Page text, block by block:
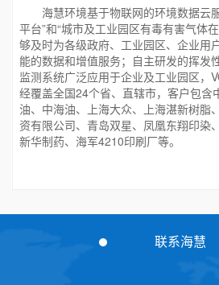
海慧环境基于物联网的环境数据云
平台”和“城市及工业园区有毒有害气体
够及时为各级政府、工业园区、企业用
能的数据和增值服务；自主研发的挥发
监测系统广泛应用于企业及工业园区，
经覆盖全国24个省、直辖市，客户包含
油、中海油、上海大众、上海湛新树脂
资有限公司、青岛双星、凤凰东翔印染
新华制药、海军4210印刷厂等。
联系海慧